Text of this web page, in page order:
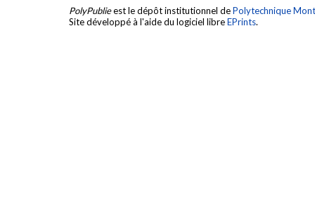
PolyPublieest le dépôt institutionnel dePolytechnique
Site développé à l'aide du logiciel libreEPrints.